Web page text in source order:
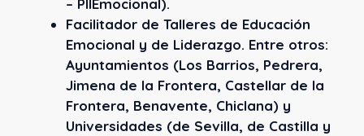
Facilitador de Talleres de Educación
Emocional y de Liderazgo. Entre otros:
Ayuntamientos (Los Barrios, Pedrera,
Jimena de la Frontera, Castellar de la
Frontera, Benavente, Chiclana) y
Universidades (de Sevilla, de Castilla y